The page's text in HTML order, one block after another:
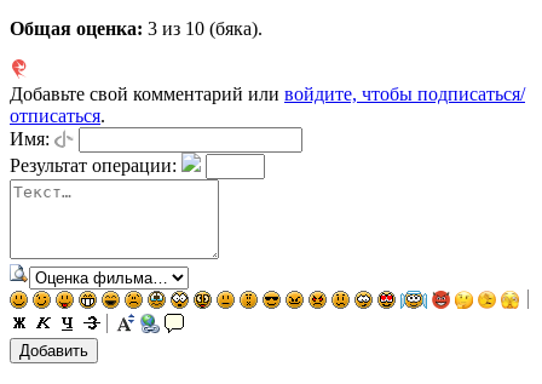
Общая оценка: 3 из 10 (бяка).
Добавьте свой комментарий или войдите, чтобы подписаться/
отписаться.
Имя:
Результат операции: